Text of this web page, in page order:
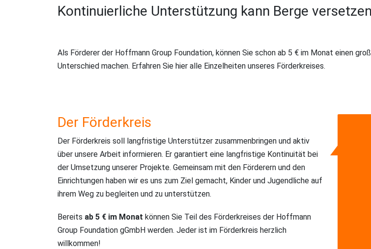
Kontinuierliche Unterstützung kann Berge
Als Förderer der Hoffmann Group Foundation, können Sie schon ab 5 € im Monat einen
Unterschied machen. Erfahren Sie hier alle Einzelheiten unseres Förderkreises.
Der Förderkreis
Der Förderkreis soll langfristige Unterstützer zusammenbringen und aktiv
über unsere Arbeit informieren. Er garantiert eine langfristige Kontinuität bei
der Umsetzung unserer Projekte. Gemeinsam mit den Förderern und den
Einrichtungen haben wir es uns zum Ziel gemacht, Kinder und Jugendliche auf
ihrem Weg zu begleiten und zu unterstützen.
Bereits ab 5 € im Monat können Sie Teil des Förderkreises der Hoffmann
Group Foundation gGmbH werden. Jeder ist im Förderkreis herzlich
willkommen!